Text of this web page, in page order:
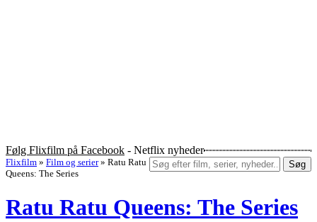
Følg Flixfilm på Facebook - Netflix nyheder
Søg
Flixfilm » Film og serier » Ratu Ratu
Queens: The Series
Ratu Ratu Queens: The Series